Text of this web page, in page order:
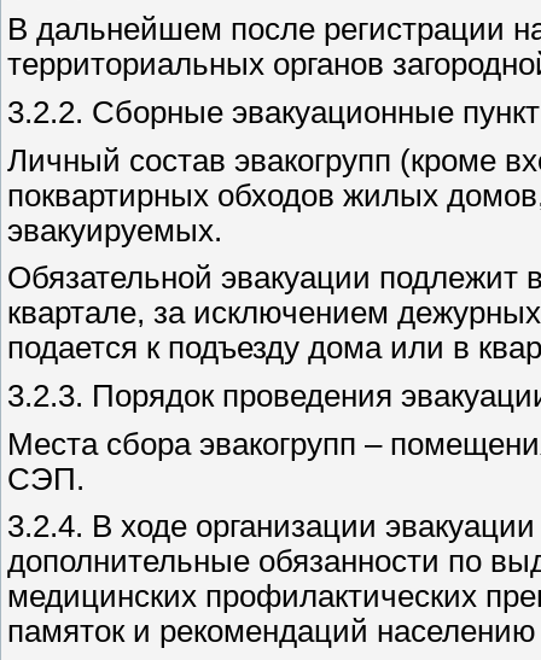
В дальнейшем после регистрации
территориальных органов
3.2.2. Сборные эвакуационные
Личный состав эвакогрупп (кроме
поквартирных обходов жилых
эвакуируемых.
Обязательной эвакуации
квартале, за исключением
подается к подъезду дома или в
3.2.3. Порядок проведения
Места сбора эвакогрупп –
СЭП.
3.2.4. В ходе организации
дополнительные обязанности по
медицинских профилактических
памяток и рекомендаций